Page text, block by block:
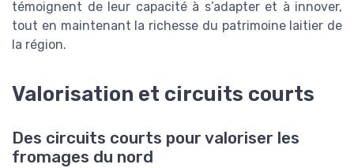
témoignent de leur capacité à s’adapter et à innover,
tout en maintenant la richesse du patrimoine laitier de
la région.
Valorisation et circuits courts
Des circuits courts pour valoriser les
fromages du nord